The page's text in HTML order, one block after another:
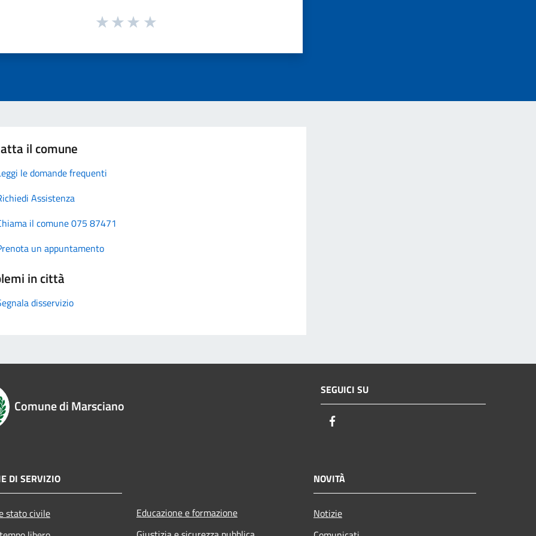
il comune
le domande frequenti
Assistenza
il comune 075 87471
un appuntamento
in città
disservizio
Comune di Marsciano
SEGUICI SU
DI SERVIZIO
stato civile
Educazione e formazione
NOVITÀ
Notizie